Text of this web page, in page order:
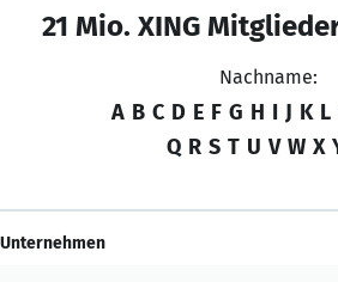
21 Mio. XING
Nachname:
A B C D E F G H I J K L
Q R S T U V W X
Unternehmen